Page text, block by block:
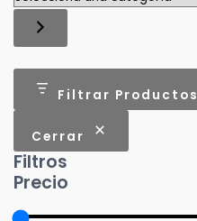
Filtrar Productos
Cerrar
Filtros
Precio